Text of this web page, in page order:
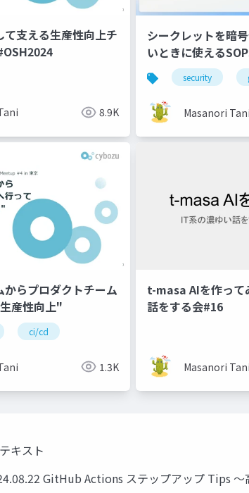
て支える生産性向上チ
8.9K
シークレットを暗
いときに使える
security
Masanori Tani
らプロダクトチーム
産性向上"
ci/cd
1.3K
t-masa AIを作って
話をする会#16
Masanori Tani
キスト
GitHub Actions ステップアップ Tips